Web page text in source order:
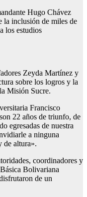
Hugo Chávez
la inclusión de miles de
los estudios
Zeyda Martínez y
sobre los logros y la
Misión Sucre.
Francisco
22 años de triunfo, de
egresadas de nuestra
a ninguna
de altura».
coordinadores y
Bolivariana
de un